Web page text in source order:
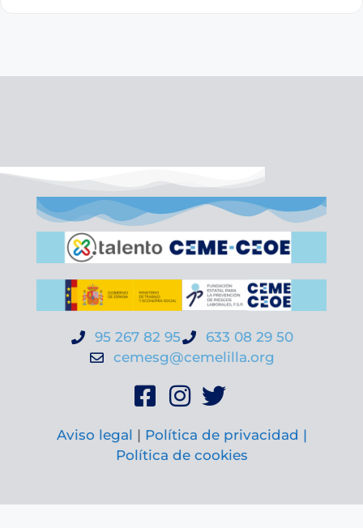
95 267 82 95
633 08 29 50
cemesg@cemelilla.org
Aviso legal | Política de privacidad |
Política de cookies